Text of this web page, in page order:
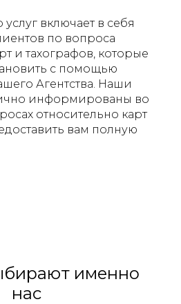
включает в себя
по вопроса
и тахографов, которые
с помощью
Агентства. Наши
информированы во
относительно карт
вам полную
именно
нас